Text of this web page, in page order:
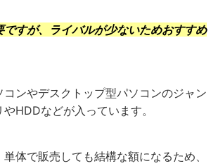
ですが、ライバルが少ないためおすすめ
コンやデスクトップ型パソコンのジャン
HDDなどが入っています。
体で販売しても結構な額になるため、